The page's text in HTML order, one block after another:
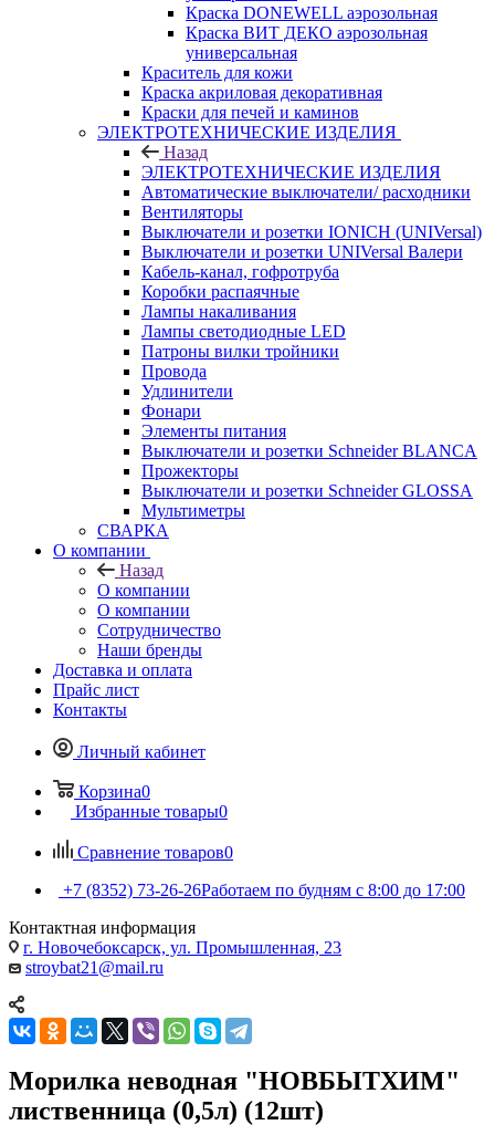
Краска DONEWELL аэрозольная
Краска ВИТ ДЕКО аэрозольная
универсальная
Краситель для кожи
Краска акриловая декоративная
Краски для печей и каминов
ЭЛЕКТРОТЕХНИЧЕСКИЕ ИЗДЕЛИЯ
Назад
ЭЛЕКТРОТЕХНИЧЕСКИЕ ИЗДЕЛИЯ
Автоматические выключатели/ расходники
Вентиляторы
Выключатели и розетки IONICH (UNIVersal)
Выключатели и розетки UNIVersal Валери
Кабель-канал, гофротруба
Коробки распаячные
Лампы накаливания
Лампы светодиодные LED
Патроны вилки тройники
Провода
Удлинители
Фонари
Элементы питания
Выключатели и розетки Schneider BLANCA
Прожекторы
Выключатели и розетки Schneider GLOSSA
Мультиметры
СВАРКА
О компании
Назад
О компании
О компании
Сотрудничество
Наши бренды
Доставка и оплата
Прайс лист
Контакты
Личный кабинет
Корзина0
Избранные товары0
Сравнение товаров0
+7 (8352) 73-26-26Работаем по будням с 8:00 до 17:00
Контактная информация
г. Новочебоксарск, ул. Промышленная, 23
stroybat21@mail.ru
Морилка неводная "НОВБЫТХИМ"
лиственница (0,5л) (12шт)